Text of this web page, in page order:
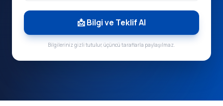
📩 Bilgi ve Teklif Al
Bilgileriniz gizli tutulur, üçüncü taraflarla paylaşılmaz.